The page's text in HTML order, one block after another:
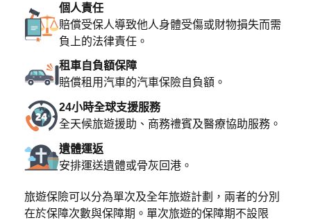
個人責任
賠償受保人導致他人身體受傷或財物損失而需
負上的法律責任。
租車自負額保障
賠償租用汽車的汽車保險自負額。
24小時全球支援服務
全天候旅遊援助、商務禮賓及醫療協助服務。
遺體運返
安排運送遺體或骨灰回港。
旅遊保險可以分為單次及全年旅遊計劃，兩者的分別
在於保障次數與保障期。單次旅遊的保障期不設限